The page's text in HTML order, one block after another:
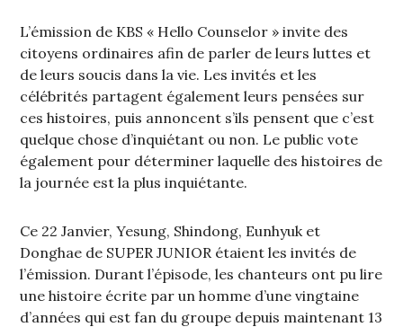
L’émission de KBS « Hello Counselor » invite des
citoyens ordinaires afin de parler de leurs luttes et
de leurs soucis dans la vie. Les invités et les
célébrités partagent également leurs pensées sur
ces histoires, puis annoncent s’ils pensent que c’est
quelque chose d’inquiétant ou non. Le public vote
également pour déterminer laquelle des histoires de
la journée est la plus inquiétante.
Ce 22 Janvier, Yesung, Shindong, Eunhyuk et
Donghae de SUPER JUNIOR étaient les invités de
l’émission. Durant l’épisode, les chanteurs ont pu lire
une histoire écrite par un homme d’une vingtaine
d’années qui est fan du groupe depuis maintenant 13